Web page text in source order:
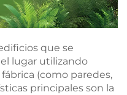
que se
lugar utilizando
(como paredes,
principales son la